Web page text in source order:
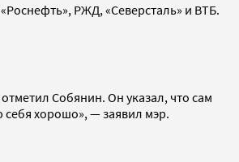
РЖД, «Северсталь» и ВТБ.
Собянин. Он указал, что сам
себя хорошо», — заявил мэр.